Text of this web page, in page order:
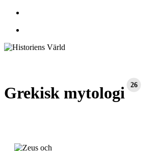
Grekisk mytologi 26